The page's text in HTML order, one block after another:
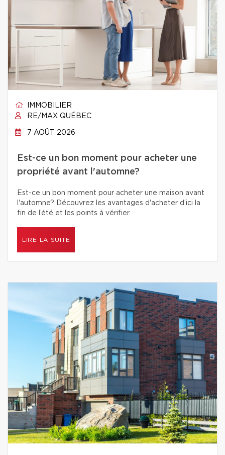
IMMOBILIER
RE/MAX QUÉBEC
7 AOÛT 2026
Est-ce un bon moment pour acheter une
propriété avant l'automne?
Est-ce un bon moment pour acheter une maison avant
l'automne? Découvrez les avantages d'acheter d’ici la
fin de l’été et les points à vérifier.
LIRE LA SUITE